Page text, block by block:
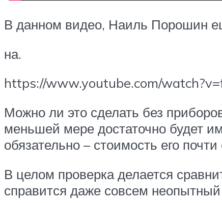
В данном видео, Наиль Порошин
на.
https://www.youtube.com/
Можно ли это сделать без
меньшей мере достаточно будет
обязательно – стоимость его
В целом проверка делается
справится даже совсем